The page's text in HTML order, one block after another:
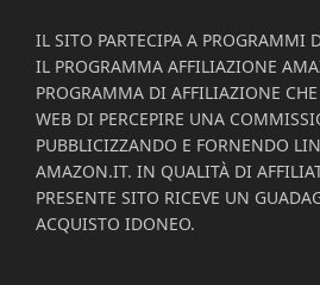
IL SITO PARTECIPA A PROGRAMMI
IL PROGRAMMA AFFILIAZIONE
PROGRAMMA DI AFFILIAZIONE
WEB DI PERCEPIRE UNA
PUBBLICIZZANDO E FORNENDO
AMAZON.IT. IN QUALITÀ DI
PRESENTE SITO RICEVE UN
ACQUISTO IDONEO.